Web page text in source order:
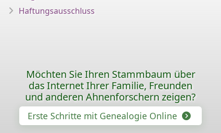
Haftungsausschluss
Möchten Sie Ihren Stammbaum über
das Internet Ihrer Familie, Freunden
und anderen Ahnenforschern zeigen?
Erste Schritte mit Genealogie Online